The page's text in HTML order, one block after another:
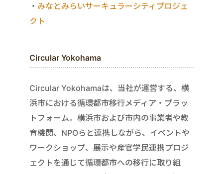
・ みなとみらいサーキュラーシティプロジェ
クト
Circular Yokohama
Circular Yokohamaは、当社が運営する、横
浜市における循環都市移行メディア・プラッ
トフォーム。横浜市および市内の事業者や教
育機関、NPOらと連携しながら、イベントや
ワークショップ、展示や産官学民連携プロジ
ェクトを通じて循環都市への移行に取り組